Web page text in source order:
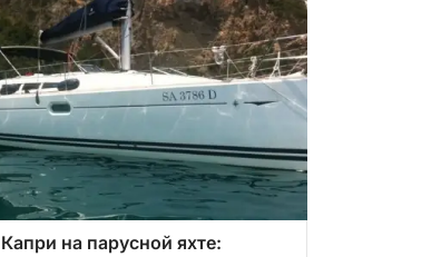
Капри на парусной яхте: